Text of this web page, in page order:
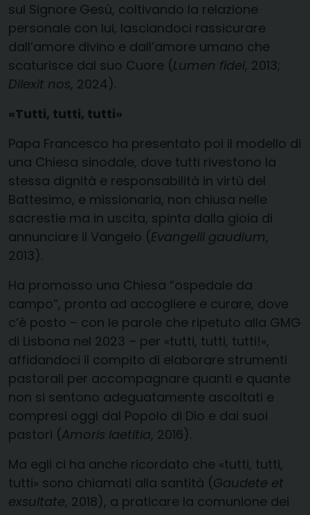
sul Signore Gesù, coltivando la relazione
personale con lui, lasciandoci rassicurare
dall’amore divino e dall’amore umano che
scaturisce dal suo Cuore (Lumen fidei, 2013;
Dilexit nos, 2024).
«Tutti, tutti, tutti»
Papa Francesco ha presentato poi il modello di
una Chiesa sinodale, dove tutti rivestono la
stessa dignità e responsabilità in virtù del
Battesimo, e missionaria, non chiusa nelle
sacrestie ma in uscita, spinta dalla gioia di
annunciare il Vangelo (Evangelii gaudium,
2013).
Ha promosso una Chiesa “ospedale da
campo”, pronta ad accogliere e curare, dove
c’è posto – con le parole che ripetuto alla GMG
di Lisbona nel 2023 – per «tutti, tutti, tutti!»,
affidandoci il compito di elaborare strumenti
pastorali per accompagnare quanti e quante
non si sentono adeguatamente ascoltati e
compresi oggi dal Popolo di Dio e dai suoi
pastori (Amoris laetitia, 2016).
Ma egli ci ha anche ricordato che «tutti, tutti,
tutti» sono chiamati alla santità (Gaudete et
exsultate, 2018), a praticare la comunione dei